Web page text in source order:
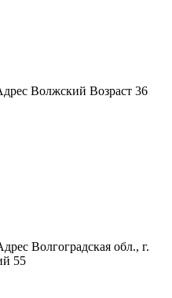
Волжский Возраст 36
Волгоградская обл., г.
55